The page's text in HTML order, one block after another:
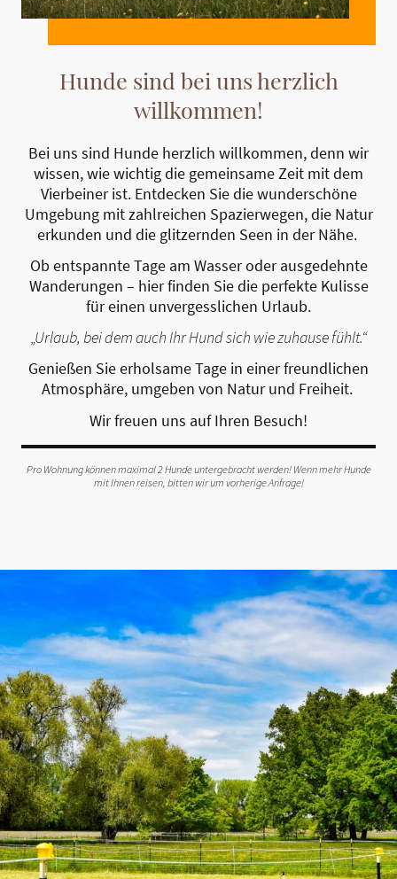
Hunde sind bei uns herzlich
willkommen!
Bei uns sind Hunde herzlich willkommen, denn wir
wissen, wie wichtig die gemeinsame Zeit mit dem
Vierbeiner ist. Entdecken Sie die wunderschöne
Umgebung mit zahlreichen Spazierwegen, die Natur
erkunden und die glitzernden Seen in der Nähe.
Ob entspannte Tage am Wasser oder ausgedehnte
Wanderungen – hier finden Sie die perfekte Kulisse
für einen unvergesslichen Urlaub.
„Urlaub, bei dem auch Ihr Hund sich wie zuhause fühlt.“
Genießen Sie erholsame Tage in einer freundlichen
Atmosphäre, umgeben von Natur und Freiheit.
Wir freuen uns auf Ihren Besuch!
Pro Wohnung können maximal 2 Hunde untergebracht werden! Wenn mehr Hunde
mit Ihnen reisen, bitten wir um vorherige Anfrage!